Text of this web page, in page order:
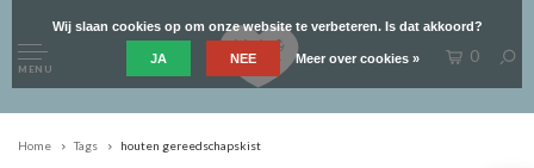
MENU
0
Home Tags houten gereedschapskist
Wij slaan cookies op om onze website te verbeteren. Is dat akkoord?
JA NEE Meer over cookies »